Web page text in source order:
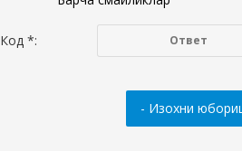
Код *: